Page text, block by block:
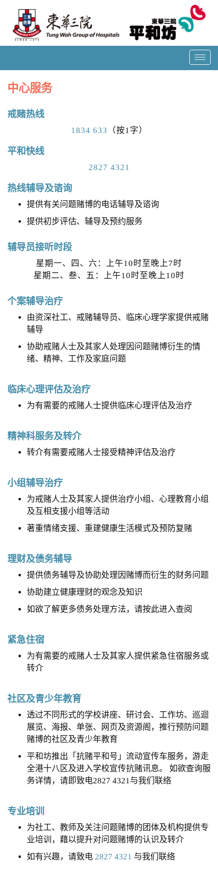
T
o
中心服务
戒赌热线
1834 633 （按1字）
平和快线
2827 4321
热线辅导及谘询
提供有关问题赌博的电话辅导及谘询
提供初步评估、辅导及预约服务
辅导员接听时段
星期一、四、六：上午10时至晚上7时
星期二、叁、五：上午10时至晚上10时
个案辅导治疗
由资深社工、戒赌辅导员、临床心理学家提供戒赌
辅导
协助戒赌人士及其家人处理因问题赌博衍生的情
绪、精神、工作及家庭问题
临床心理评估及治疗
为有需要的戒赌人士提供临床心理评估及治疗
精神科服务及转介
转介有需要戒赌人士接受精神评估及治疗
小组辅导治疗
为戒赌人士及其家人提供治疗小组、心理教育小组
及互相支援小组等活动
著重情绪支援、重建健康生活模式及预防复赌
理财及债务辅导
提供债务辅导及协助处理因赌博而衍生的财务问题
协助建立健康理财的观念及知识
如欲了解更多债务处理方法，请按此进入查阅
紧急住宿
为有需要的戒赌人士及其家人提供紧急住宿服务或
转介
社区及青少年教育
透过不同形式的学校讲座、研讨会、工作坊、巡迴
展览、海报、单张、网页及资源阁，推行预防问题
赌博的社区及青少年教育
平和坊推出「抗赌平和号」流动宣传车服务，游走
全港十八区及进入学校宣传抗赌讯息。 如欲查询服
务详情，请即致电2827 4321与我们联络
专业培训
为社工、教师及关注问题赌博的团体及机构提供专
业培训，藉以提升对问题赌博的认识及转介
如有兴趣，请致电 2827 4321 与我们联络